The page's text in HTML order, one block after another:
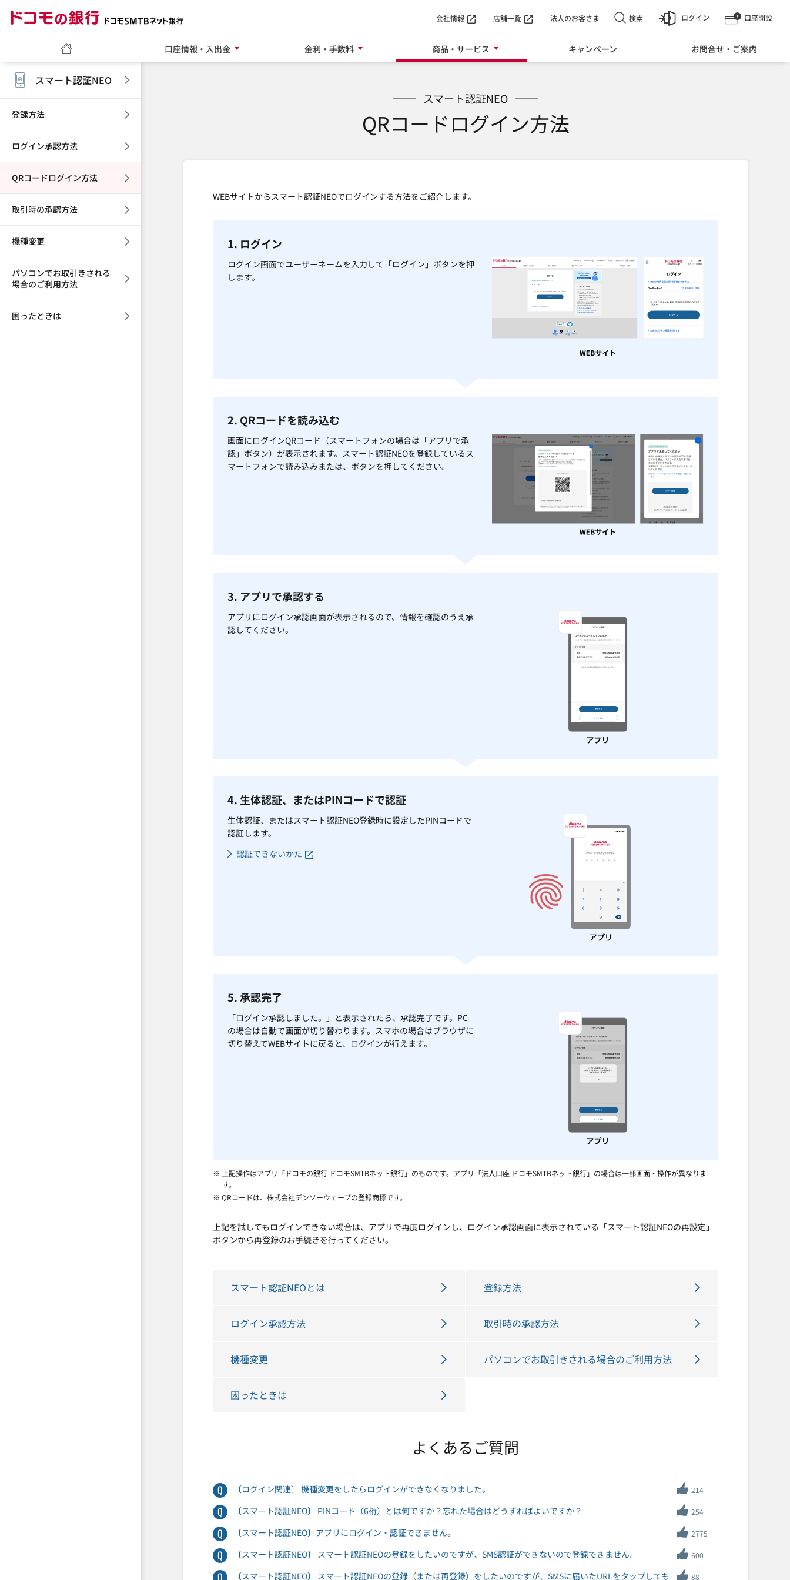
口座開設
ログイン
口座情報・入出金 金利・手数料 商品・サービス キャンペーン お問合せ・ご案内
会社情報 店舗一覧 法人のお客さま 検索
スマート認証NEO
QRコードログイン方法
WEBサイトからスマート認証NEOでログインする方法をご紹介します。
1. ログイン
ログイン画面でユーザーネームを入力して「ログイン」ボタンを押
します。
2. QRコードを読み込む
画面にログインQRコード（スマートフォンの場合は「アプリで承
認」ボタン）が表示されます。スマート認証NEOを登録しているス
マートフォンで読み込みまたは、ボタンを押してください。
3. アプリで承認する
アプリにログイン承認画面が表示されるので、情報を確認のうえ承
認してください。
4. 生体認証、またはPINコードで認証
生体認証、またはスマート認証NEO登録時に設定したPINコードで
認証します。
認証できないかた
5. 承認完了
「ログイン承認しました。」と表示されたら、承認完了です。PC
の場合は自動で画面が切り替わります。スマホの場合はブラウザに
切り替えてWEBサイトに戻ると、ログインが行えます。
※ 上記操作はアプリ「ドコモの銀行 ドコモSMTBネット銀行」のものです。アプリ「法人口座 ドコモSMTBネット銀行」の場合は一部画面・操作が異なりま
す。
※ QRコードは、株式会社デンソーウェーブの登録商標です。
上記を試してもログインできない場合は、アプリで再度ログインし、ログイン承認画面に表示されている「スマート認証NEOの再設定」
ボタンから再登録のお手続きを行ってください。
スマート認証NEOとは 登録方法
ログイン承認方法 取引時の承認方法
機種変更 パソコンでお取引きされる場合のご利用方法
困ったときは
よくあるご質問
〔ログイン関連〕 機種変更をしたらログインができなくなりました。 214
〔スマート認証NEO〕 PINコード（6桁）とは何ですか？忘れた場合はどうすればよいですか？ 254
〔スマート認証NEO〕アプリにログイン・認証できません。 2775
〔スマート認証NEO〕 スマート認証NEOの登録をしたいのですが、SMS認証ができないので登録できません。 600
〔スマート認証NEO〕 スマート認証NEOの登録（または再登録）をしたいのですが、SMSに届いたURLをタップしても 88
スマート認証NEO
登録方法
ログイン承認方法
QRコードログイン方法
取引時の承認方法
機種変更
パソコンでお取引きされる
場合のご利用方法
困ったときは